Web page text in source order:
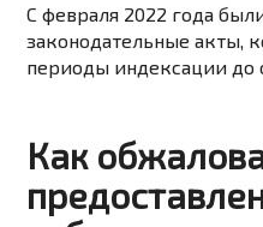
С февраля 2022 года
законодательные акты,
периоды индексации до
Как